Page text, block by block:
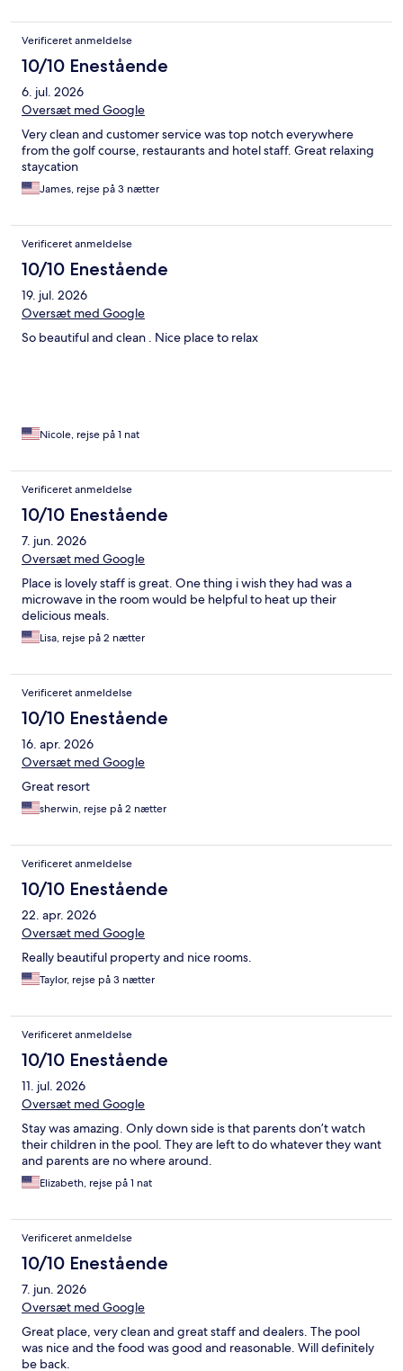
Verificeret anmeldelse
10/10 Enestående
6. jul. 2026
Oversæt med Google
Very clean and customer service was top notch everywhere
from the golf course, restaurants and hotel staff. Great relaxing
staycation
James, rejse på 3 nætter
Verificeret anmeldelse
10/10 Enestående
19. jul. 2026
Oversæt med Google
So beautiful and clean . Nice place to relax
Nicole, rejse på 1 nat
Verificeret anmeldelse
10/10 Enestående
7. jun. 2026
Oversæt med Google
Place is lovely staff is great. One thing i wish they had was a
microwave in the room would be helpful to heat up their
delicious meals.
Lisa, rejse på 2 nætter
Verificeret anmeldelse
10/10 Enestående
16. apr. 2026
Oversæt med Google
Great resort
sherwin, rejse på 2 nætter
Verificeret anmeldelse
10/10 Enestående
22. apr. 2026
Oversæt med Google
Really beautiful property and nice rooms.
Taylor, rejse på 3 nætter
Verificeret anmeldelse
10/10 Enestående
11. jul. 2026
Oversæt med Google
Stay was amazing. Only down side is that parents don’t watch
their children in the pool. They are left to do whatever they want
and parents are no where around.
Elizabeth, rejse på 1 nat
Verificeret anmeldelse
10/10 Enestående
7. jun. 2026
Oversæt med Google
Great place, very clean and great staff and dealers. The pool
was nice and the food was good and reasonable. Will definitely
be back.